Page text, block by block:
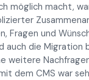
möglich macht,
Fragen und
auch die
weitere
dem CMS war